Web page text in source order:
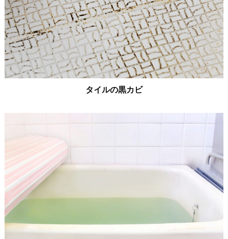
タイルの黒カビ